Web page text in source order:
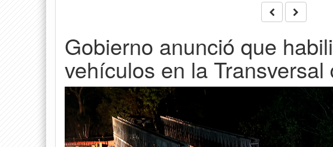
Gobierno anunció que
vehículos en la